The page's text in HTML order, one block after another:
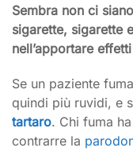
Sembra non ci
sigarette, sigarette
nell’apportare
Se un paziente
quindi più ruvidi, e
tartaro. Chi fuma
contrarre la